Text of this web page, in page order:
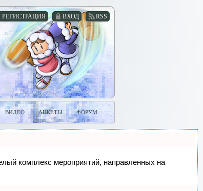
RSS
ВХОД
РЕГИСТРАЦИЯ
ВИДЕО АНКЕТЫ ФОРУМ
комплекс мероприятий, направленных на